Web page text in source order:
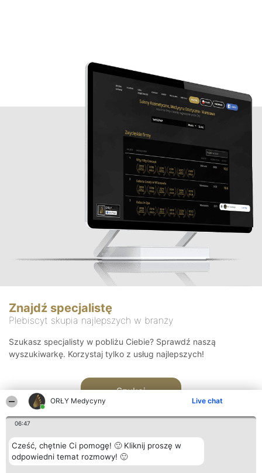
ORŁY Medycyny Live chat
06:47
Cześć, chętnie Ci pomogę! 🙂 Kliknij proszę w
odpowiedni temat rozmowy! 🙂
Znajdź specjalistę
Plebiscyt skupia najlepszych w branży
Szukasz specjalisty w pobliżu Ciebie? Sprawdź naszą
wyszukiwarkę. Korzystaj tylko z usług najlepszych!
Szukaj